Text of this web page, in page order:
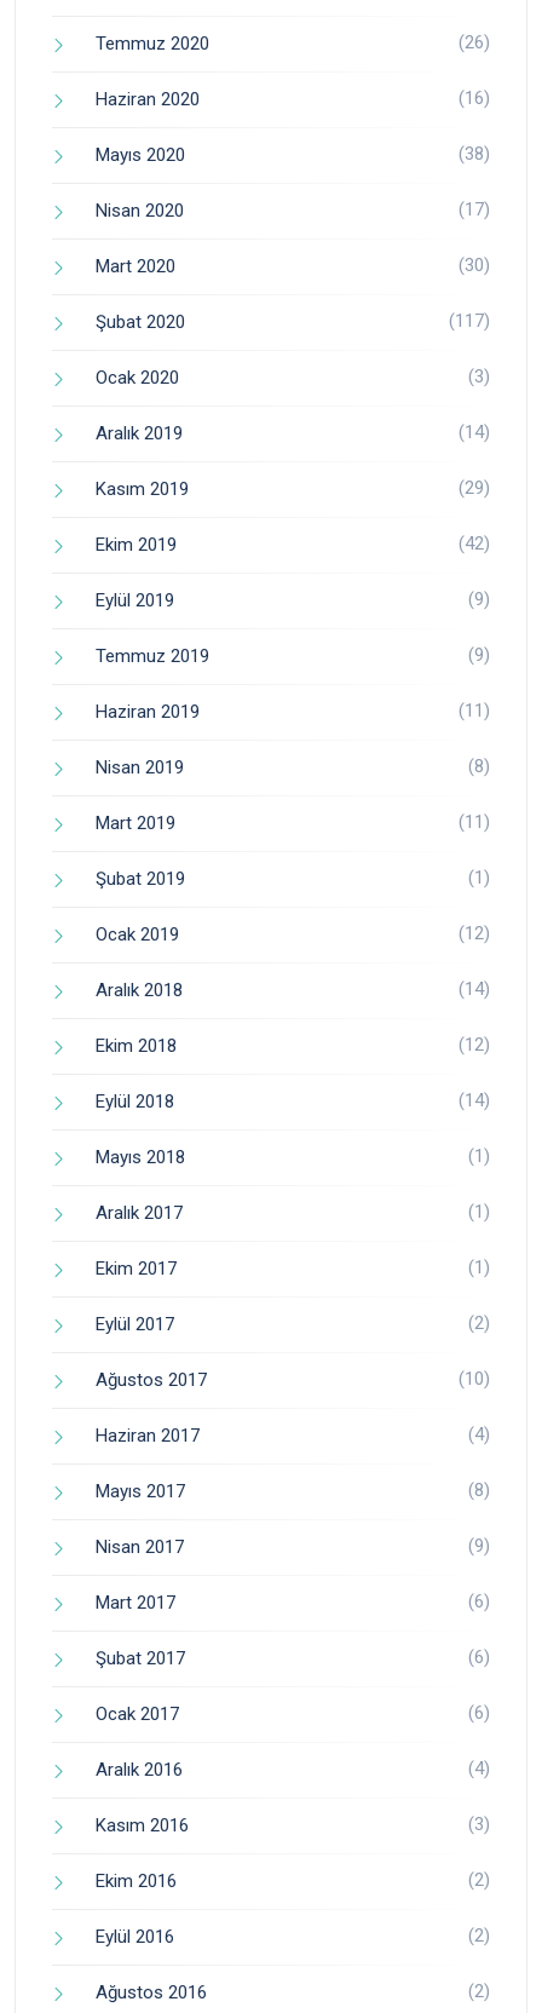
Temmuz 2020 (26)
Haziran 2020 (16)
Mayıs 2020 (38)
Nisan 2020 (17)
Mart 2020 (30)
Şubat 2020 (117)
Ocak 2020 (3)
Aralık 2019 (14)
Kasım 2019 (29)
Ekim 2019 (42)
Eylül 2019 (9)
Temmuz 2019 (9)
Haziran 2019 (11)
Nisan 2019 (8)
Mart 2019 (11)
Şubat 2019 (1)
Ocak 2019 (12)
Aralık 2018 (14)
Ekim 2018 (12)
Eylül 2018 (14)
Mayıs 2018 (1)
Aralık 2017 (1)
Ekim 2017 (1)
Eylül 2017 (2)
Ağustos 2017 (10)
Haziran 2017 (4)
Mayıs 2017 (8)
Nisan 2017 (9)
Mart 2017 (6)
Şubat 2017 (6)
Ocak 2017 (6)
Aralık 2016 (4)
Kasım 2016 (3)
Ekim 2016 (2)
Eylül 2016 (2)
Ağustos 2016 (2)